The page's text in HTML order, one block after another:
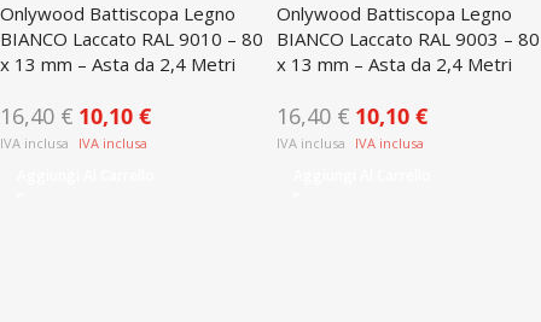
Onlywood Battiscopa Legno
BIANCO Laccato RAL 9010 – 80
x 13 mm – Asta da 2,4 Metri
16,40 € 10,10 €
Onlywood Battiscopa Legno
BIANCO Laccato RAL 9003 – 80
x 13 mm – Asta da 2,4 Metri
16,40 € 10,10 €